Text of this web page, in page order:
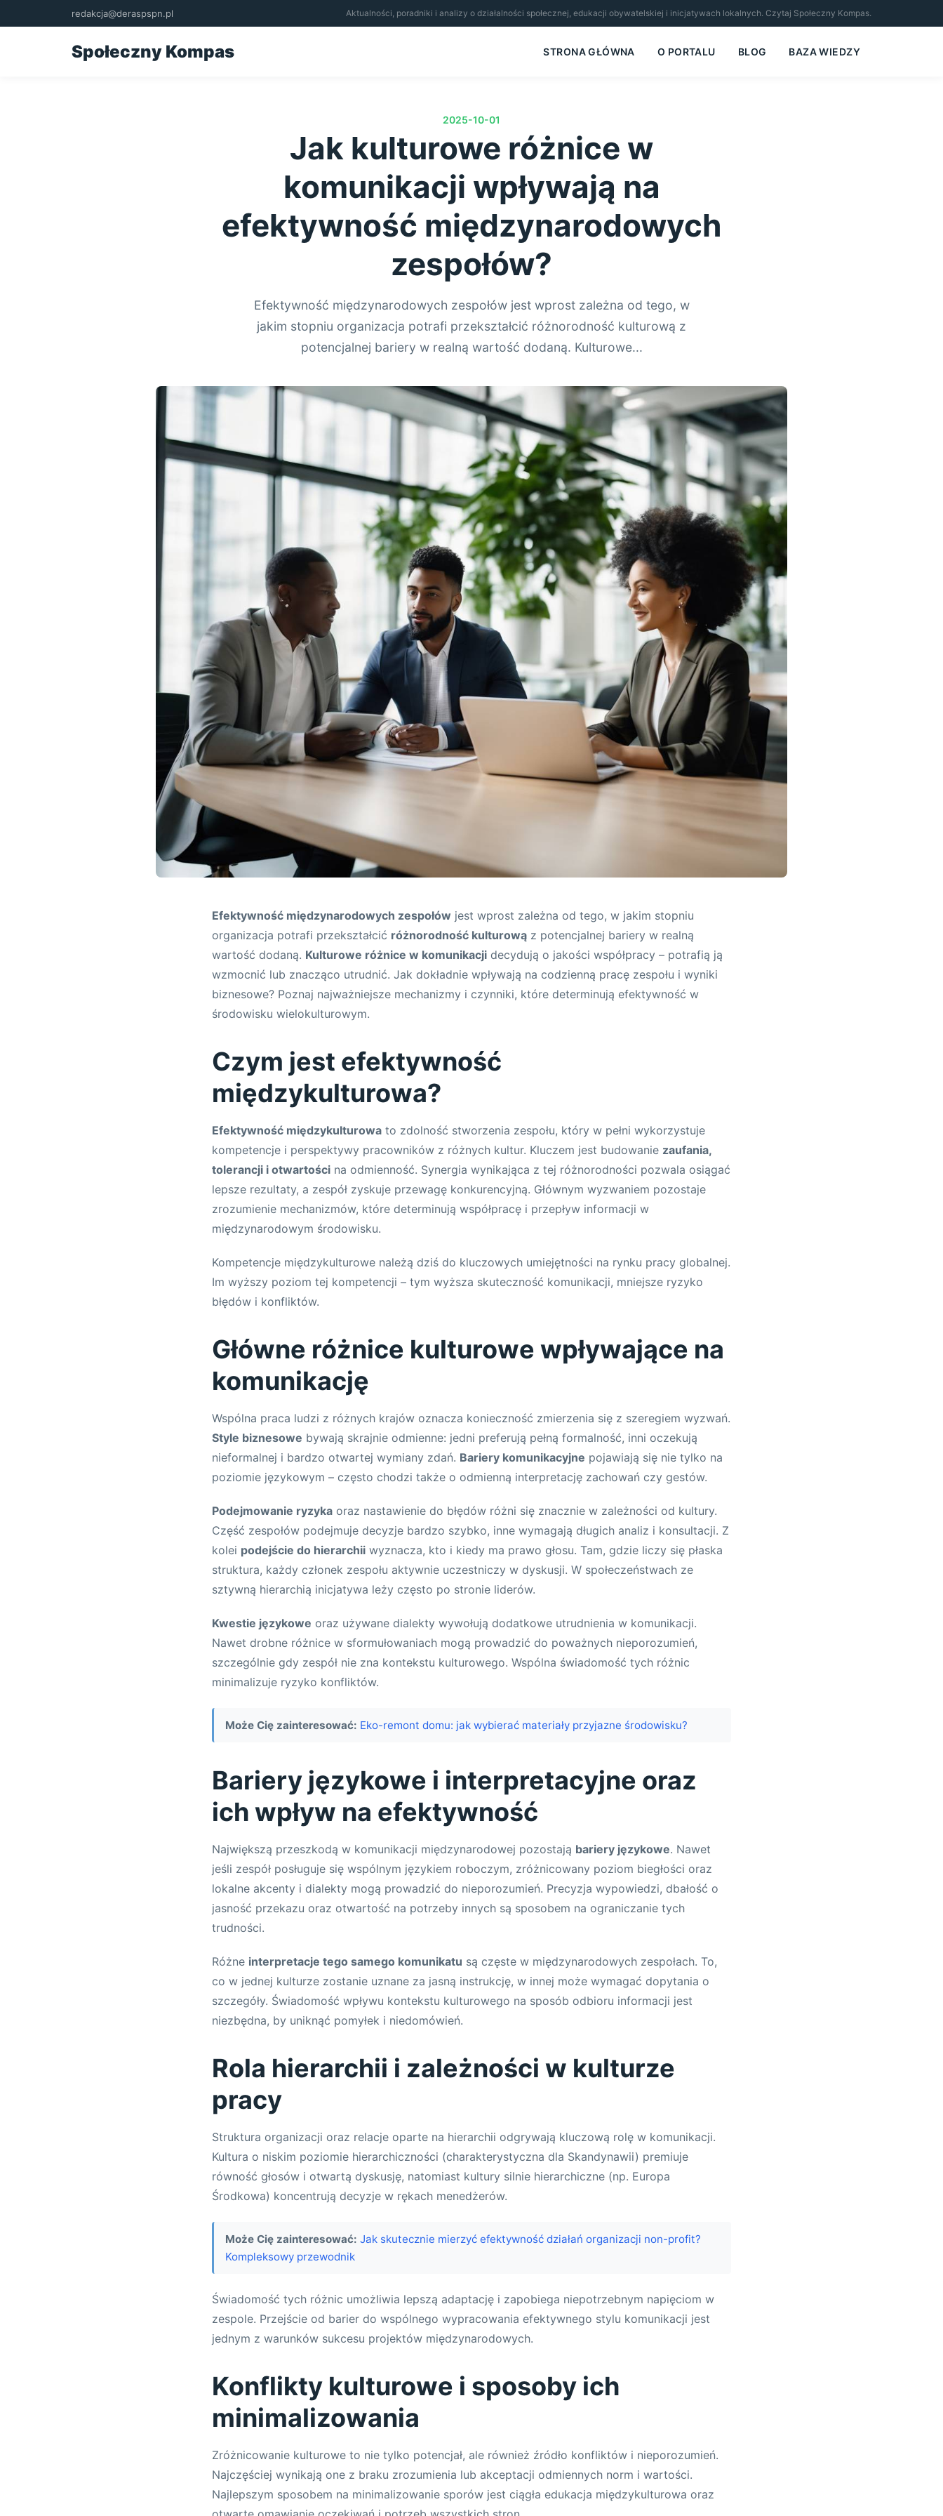
redakcja@deraspspn.pl Aktualności, poradniki i analizy o działalności społecznej, edukacji obywatelskiej i inicjatywach lokalnych. Czytaj Społeczny Kompas.
Społeczny Kompas STRONA GŁÓWNA O PORTALU BLOG BAZA WIEDZY
2025-10-01
Jak kulturowe różnice w
komunikacji wpływają na
efektywność międzynarodowych
zespołów?
Efektywność międzynarodowych zespołów jest wprost zależna od tego, w
jakim stopniu organizacja potrafi przekształcić różnorodność kulturową z
potencjalnej bariery w realną wartość dodaną. Kulturowe...
Efektywność międzynarodowych zespołów jest wprost zależna od tego, w jakim stopniu
organizacja potrafi przekształcić różnorodność kulturową z potencjalnej bariery w realną
wartość dodaną. Kulturowe różnice w komunikacji decydują o jakości współpracy – potrafią ją
wzmocnić lub znacząco utrudnić. Jak dokładnie wpływają na codzienną pracę zespołu i wyniki
biznesowe? Poznaj najważniejsze mechanizmy i czynniki, które determinują efektywność w
środowisku wielokulturowym.
Czym jest efektywność
międzykulturowa?
Efektywność międzykulturowa to zdolność stworzenia zespołu, który w pełni wykorzystuje
kompetencje i perspektywy pracowników z różnych kultur. Kluczem jest budowanie zaufania,
tolerancji i otwartości na odmienność. Synergia wynikająca z tej różnorodności pozwala osiągać
lepsze rezultaty, a zespół zyskuje przewagę konkurencyjną. Głównym wyzwaniem pozostaje
zrozumienie mechanizmów, które determinują współpracę i przepływ informacji w
międzynarodowym środowisku.
Kompetencje międzykulturowe należą dziś do kluczowych umiejętności na rynku pracy globalnej.
Im wyższy poziom tej kompetencji – tym wyższa skuteczność komunikacji, mniejsze ryzyko
błędów i konfliktów.
Główne różnice kulturowe wpływające na
komunikację
Wspólna praca ludzi z różnych krajów oznacza konieczność zmierzenia się z szeregiem wyzwań.
Style biznesowe bywają skrajnie odmienne: jedni preferują pełną formalność, inni oczekują
nieformalnej i bardzo otwartej wymiany zdań. Bariery komunikacyjne pojawiają się nie tylko na
poziomie językowym – często chodzi także o odmienną interpretację zachowań czy gestów.
Podejmowanie ryzyka oraz nastawienie do błędów różni się znacznie w zależności od kultury.
Część zespołów podejmuje decyzje bardzo szybko, inne wymagają długich analiz i konsultacji. Z
kolei podejście do hierarchii wyznacza, kto i kiedy ma prawo głosu. Tam, gdzie liczy się płaska
struktura, każdy członek zespołu aktywnie uczestniczy w dyskusji. W społeczeństwach ze
sztywną hierarchią inicjatywa leży często po stronie liderów.
Kwestie językowe oraz używane dialekty wywołują dodatkowe utrudnienia w komunikacji.
Nawet drobne różnice w sformułowaniach mogą prowadzić do poważnych nieporozumień,
szczególnie gdy zespół nie zna kontekstu kulturowego. Wspólna świadomość tych różnic
minimalizuje ryzyko konfliktów.
Może Cię zainteresować: Eko-remont domu: jak wybierać materiały przyjazne środowisku?
Bariery językowe i interpretacyjne oraz
ich wpływ na efektywność
Największą przeszkodą w komunikacji międzynarodowej pozostają bariery językowe. Nawet
jeśli zespół posługuje się wspólnym językiem roboczym, zróżnicowany poziom biegłości oraz
lokalne akcenty i dialekty mogą prowadzić do nieporozumień. Precyzja wypowiedzi, dbałość o
jasność przekazu oraz otwartość na potrzeby innych są sposobem na ograniczanie tych
trudności.
Różne interpretacje tego samego komunikatu są częste w międzynarodowych zespołach. To,
co w jednej kulturze zostanie uznane za jasną instrukcję, w innej może wymagać dopytania o
szczegóły. Świadomość wpływu kontekstu kulturowego na sposób odbioru informacji jest
niezbędna, by uniknąć pomyłek i niedomówień.
Rola hierarchii i zależności w kulturze
pracy
Struktura organizacji oraz relacje oparte na hierarchii odgrywają kluczową rolę w komunikacji.
Kultura o niskim poziomie hierarchiczności (charakterystyczna dla Skandynawii) premiuje
równość głosów i otwartą dyskusję, natomiast kultury silnie hierarchiczne (np. Europa
Środkowa) koncentrują decyzje w rękach menedżerów.
Może Cię zainteresować: Jak skutecznie mierzyć efektywność działań organizacji non-profit?
Kompleksowy przewodnik
Świadomość tych różnic umożliwia lepszą adaptację i zapobiega niepotrzebnym napięciom w
zespole. Przejście od barier do wspólnego wypracowania efektywnego stylu komunikacji jest
jednym z warunków sukcesu projektów międzynarodowych.
Konflikty kulturowe i sposoby ich
minimalizowania
Zróżnicowanie kulturowe to nie tylko potencjał, ale również źródło konfliktów i nieporozumień.
Najczęściej wynikają one z braku zrozumienia lub akceptacji odmiennych norm i wartości.
Najlepszym sposobem na minimalizowanie sporów jest ciągła edukacja międzykulturowa oraz